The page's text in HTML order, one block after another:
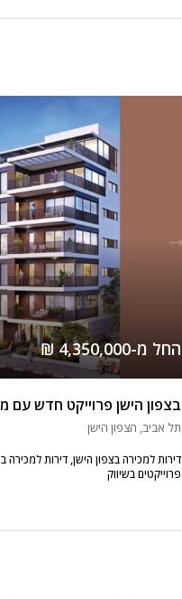
החל מ-4,350,000 ₪
בצפון הישן פרוייקט חדש עם
תל אביב, הצפון הישן
דירות למכירה בצפון הישן, דירות למכירה
פרוייקטים בשיווק